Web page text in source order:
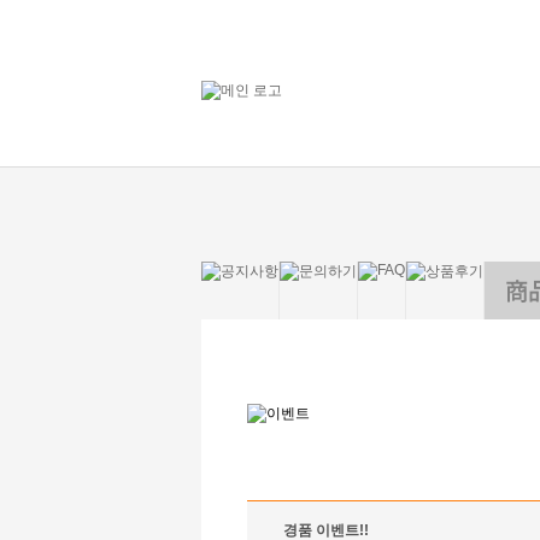
경품 이벤트!!